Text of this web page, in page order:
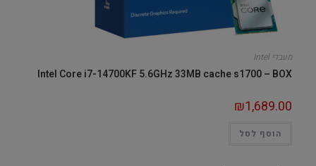
מעבדי Intel
Intel Core i7-14700KF 5.6GHz 33MB cache s1700 – BOX
₪1,689.00
הוסף לסל